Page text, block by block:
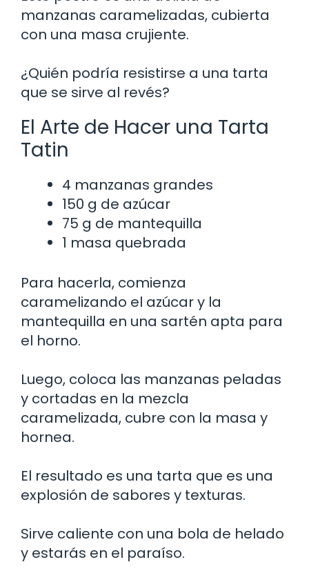
manzanas caramelizadas, cubierta
con una masa crujiente.
¿Quién podría resistirse a una tarta
que se sirve al revés?
El Arte de Hacer una Tarta
Tatin
4 manzanas grandes
150 g de azúcar
75 g de mantequilla
1 masa quebrada
Para hacerla, comienza
caramelizando el azúcar y la
mantequilla en una sartén apta para
el horno.
Luego, coloca las manzanas peladas
y cortadas en la mezcla
caramelizada, cubre con la masa y
hornea.
El resultado es una tarta que es una
explosión de sabores y texturas.
Sirve caliente con una bola de helado
y estarás en el paraíso.